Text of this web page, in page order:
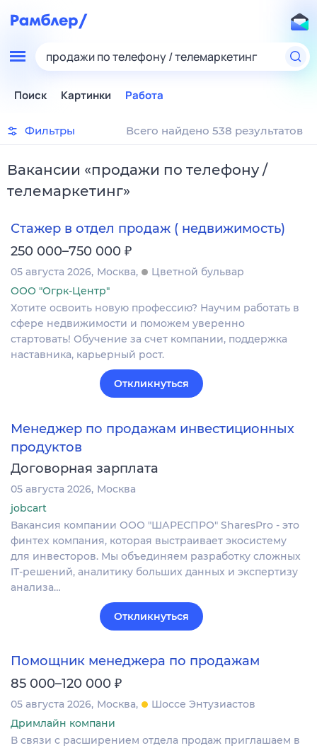
продажи по телефону / телемаркетинг
Поиск Картинки Работа
Фильтры Всего найдено 538 результатов
Вакансии «продажи по телефону /
телемаркетинг»
Стажер в отдел продаж ( недвижимость)
250 000–750 000 ₽
05 августа 2026 Москва
Цветной бульвар
ООО "Огрк-Центр"
Хотите освоить новую профессию? Научим работать в
сфере недвижимости и поможем уверенно
стартовать! Обучение за счет компании, поддержка
наставника, карьерный рост.
Откликнуться
Менеджер по продажам инвестиционных
продуктов
Договорная зарплата
05 августа 2026 Москва
jobcart
Вакансия компании ООО "ШАРЕСПРО" SharesPro - это
финтех компания, которая выстраивает экосистему
для инвесторов. Мы объединяем разработку сложных
IT‑решений, аналитику больших данных и экспертизу
анализа…
Откликнуться
Помощник менеджера по продажам
85 000–120 000 ₽
05 августа 2026 Москва
Шоссе Энтузиастов
Дримлайн компани
В связи с расширением отдела продаж приглашаем в